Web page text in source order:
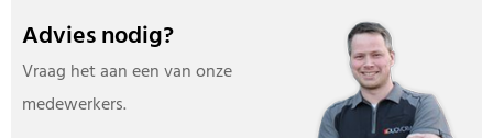
Advies nodig?
Vraag het aan een van onze
medewerkers.